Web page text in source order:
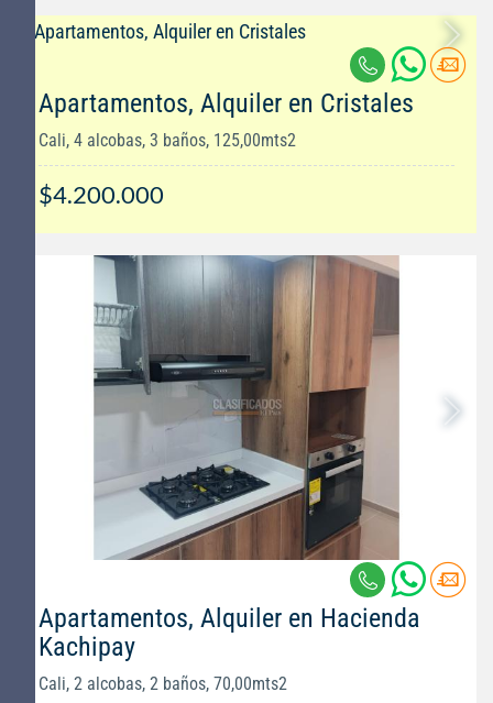
Apartamentos, Alquiler en Cristales
Cali, 4 alcobas, 3 baños, 125,00mts2
$4.200.000
Apartamentos, Alquiler en Hacienda
Kachipay
Cali, 2 alcobas, 2 baños, 70,00mts2